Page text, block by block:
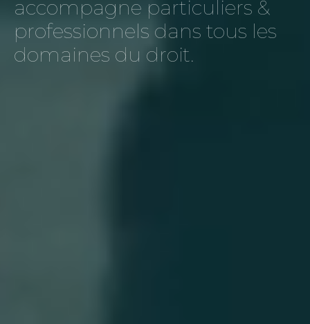
accompagne particuliers &
professionnels dans tous les
domaines du droit.